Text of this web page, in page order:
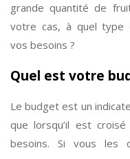
grande quantité de
votre cas, à quel type
vos besoins ?
Quel est votre
Le budget est un
que lorsqu’il est
besoins. Si vous les